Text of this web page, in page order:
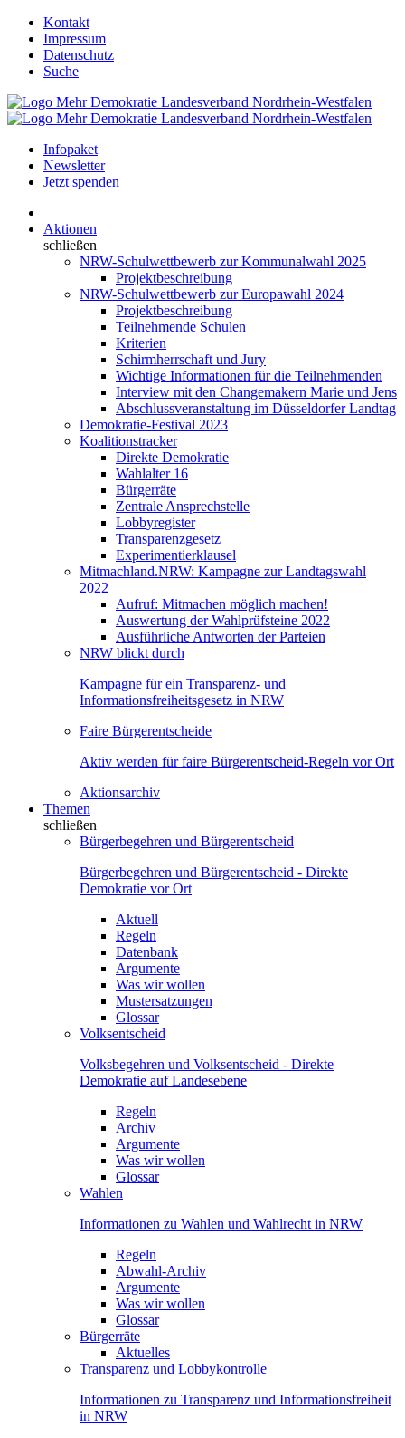
Kontakt
Impressum
Datenschutz
Suche
Infopaket
Newsletter
Jetzt spenden
Aktionen
schließen
NRW-Schulwettbewerb zur Kommunalwahl 2025
Projektbeschreibung
NRW-Schulwettbewerb zur Europawahl 2024
Projektbeschreibung
Teilnehmende Schulen
Kriterien
Schirmherrschaft und Jury
Wichtige Informationen für die Teilnehmenden
Interview mit den Changemakern Marie und Jens
Abschlussveranstaltung im Düsseldorfer Landtag
Demokratie-Festival 2023
Koalitionstracker
Direkte Demokratie
Wahlalter 16
Bürgerräte
Zentrale Ansprechstelle
Lobbyregister
Transparenzgesetz
Experimentierklausel
Mitmachland.NRW: Kampagne zur Landtagswahl
2022
Aufruf: Mitmachen möglich machen!
Auswertung der Wahlprüfsteine 2022
Ausführliche Antworten der Parteien
NRW blickt durch
Kampagne für ein Transparenz- und
Informationsfreiheitsgesetz in NRW
Faire Bürgerentscheide
Aktiv werden für faire Bürgerentscheid-Regeln vor Ort
Aktionsarchiv
Themen
schließen
Bürgerbegehren und Bürgerentscheid
Bürgerbegehren und Bürgerentscheid - Direkte
Demokratie vor Ort
Aktuell
Regeln
Datenbank
Argumente
Was wir wollen
Mustersatzungen
Glossar
Volksentscheid
Volksbegehren und Volksentscheid - Direkte
Demokratie auf Landesebene
Regeln
Archiv
Argumente
Was wir wollen
Glossar
Wahlen
Informationen zu Wahlen und Wahlrecht in NRW
Regeln
Abwahl-Archiv
Argumente
Was wir wollen
Glossar
Bürgerräte
Aktuelles
Transparenz und Lobbykontrolle
Informationen zu Transparenz und Informationsfreiheit
in NRW